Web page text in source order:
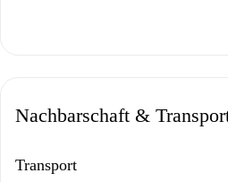
Nachbarschaft &
Transport